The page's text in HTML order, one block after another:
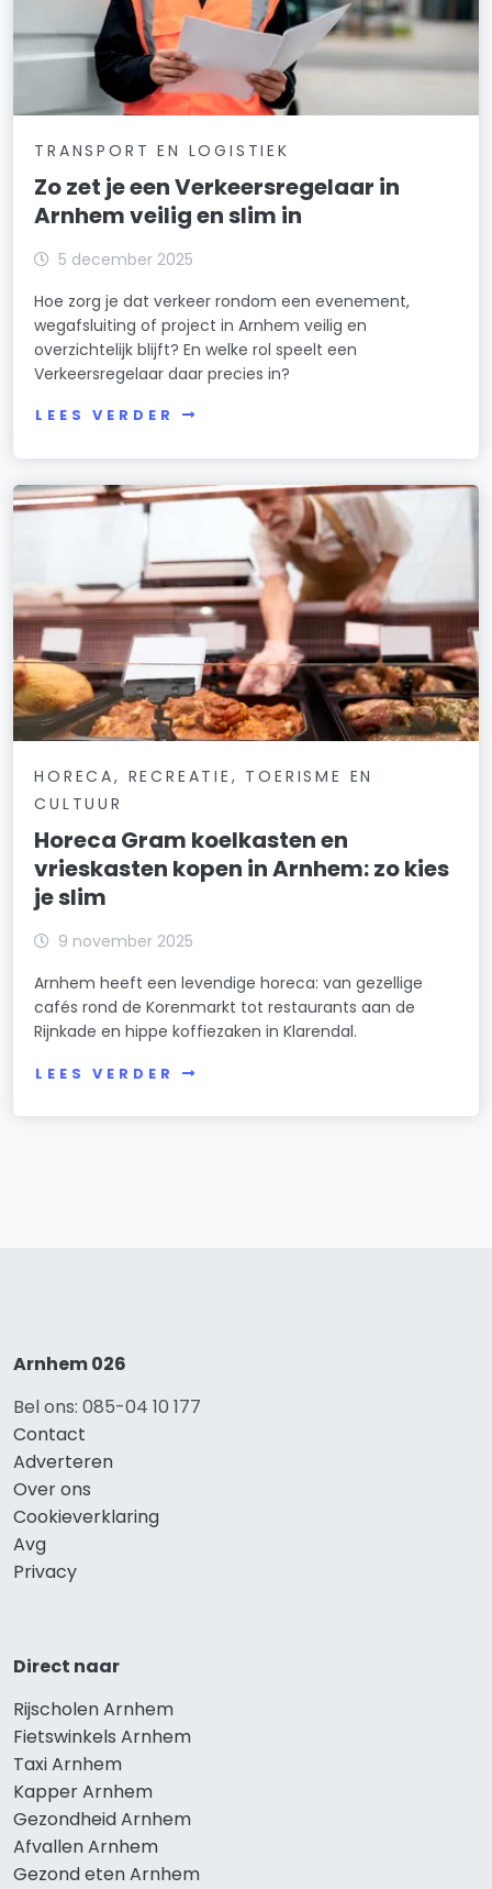
TRANSPORT EN LOGISTIEK
Zo zet je een Verkeersregelaar in
Arnhem veilig en slim in
5 december 2025
Hoe zorg je dat verkeer rondom een evenement,
wegafsluiting of project in Arnhem veilig en
overzichtelijk blijft? En welke rol speelt een
Verkeersregelaar daar precies in?
LEES VERDER
HORECA, RECREATIE, TOERISME EN
CULTUUR
Horeca Gram koelkasten en
vrieskasten kopen in Arnhem: zo kies
je slim
9 november 2025
Arnhem heeft een levendige horeca: van gezellige
cafés rond de Korenmarkt tot restaurants aan de
Rijnkade en hippe koffiezaken in Klarendal.
LEES VERDER
Arnhem 026
Bel ons: 085-04 10 177
Contact
Adverteren
Over ons
Cookieverklaring
Avg
Privacy
Direct naar
Rijscholen Arnhem
Fietswinkels Arnhem
Taxi Arnhem
Kapper Arnhem
Gezondheid Arnhem
Afvallen Arnhem
Gezond eten Arnhem